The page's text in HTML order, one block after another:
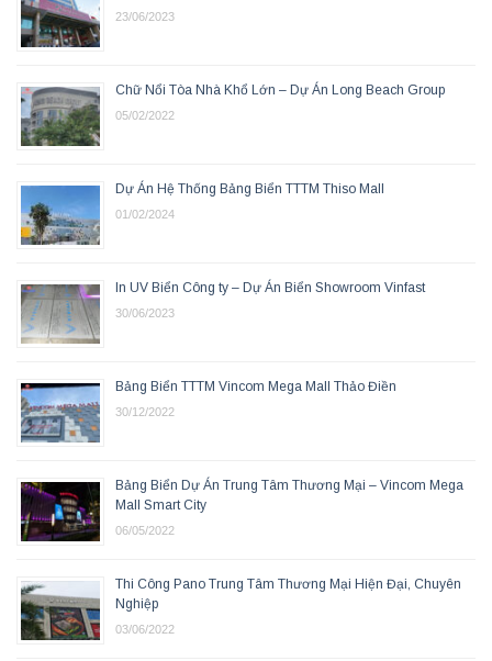
23/06/2023
Chữ Nổi Tòa Nhà Khổ Lớn – Dự Án Long Beach Group
05/02/2022
Dự Án Hệ Thống Bảng Biển TTTM Thiso Mall
01/02/2024
In UV Biển Công ty – Dự Án Biển Showroom Vinfast
30/06/2023
Bảng Biển TTTM Vincom Mega Mall Thảo Điền
30/12/2022
Bảng Biển Dự Án Trung Tâm Thương Mại – Vincom Mega
Mall Smart City
06/05/2022
Thi Công Pano Trung Tâm Thương Mại Hiện Đại, Chuyên
Nghiệp
03/06/2022